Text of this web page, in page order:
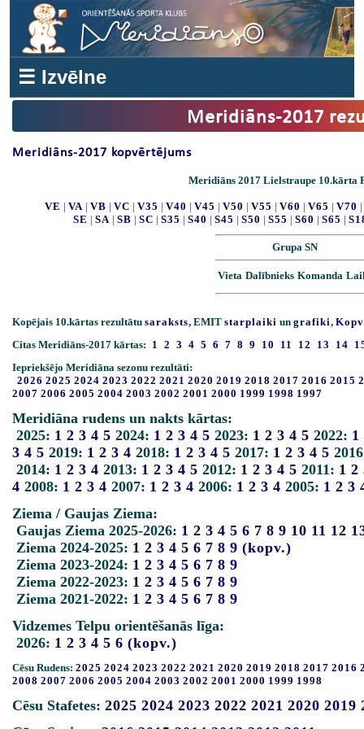
☰ Izvēlne
Meridiāns-2017
Meridiāns-2017 kopvērtējums
Meridiāns 2017 Lielstraupe 10.kārta
VE | VA | VB | VC | V35 | V40 | V45 | V50 | V55 | V60 | V65 | V70 |
SE | SA| SB | SC | S35 | S40 | S45 | S50 | S55 | S60 | S65 |
Grupa SN
Vieta Dalībnieks Komanda
Kopējais 10.kārtas rezultātu saraksts, EMIT starplaiki un grafiki,
Citas Meridiāns-2017 kārtas: 1 2 3 4 5 6 7 8 9 10 11 12 13 14
Iepriekšējo Meridiāna sezonu rezultāti:
2026 2025 2024 2023 2022 2021 2020 2019 2018 2017 2016 2015
2007 2006 2005 2004 2003 2002 2001 2000 1999 1998 1997
Meridiāna rudens un nakts kārtas:
2025: 1 2 3 4 5 2024: 1 2 3 4 5 2023: 1 2 3 4 5 2022: 1
3 4 5 2019: 1 2 3 4 2018: 1 2 3 4 5 2017: 1 2 3 4 5
2014: 1 2 3 4 2013: 1 2 3 4 5 2012: 1 2 3 4 5 2011: 1 2
4 2008: 1 2 3 4 2007: 1 2 3 4 2006: 1 2 3 4 2005: 1 2 3
Ziema / Gaujas Ziema:
Gaujas Ziema 2025-2026: 1 2 3 4 5 6 7 8 9 10 11 12
Ziema 2024-2025: 1 2 3 4 5 6 7 8 9 (kopv.)
Ziema 2023-2024: 1 2 3 4 5 6 7 8 9
Ziema 2022-2023: 1 2 3 4 5 6 7 8 9
Ziema 2021-2022: 1 2 3 4 5 6 7 8 9
Vidzemes Telpu orientēšanās līga:
2026: 1 2 3 4 5 6 (kopv.)
Cēsu Rudens: 2025 2024 2023 2022 2021 2020 2019 2018 2017 2016
2008 2007 2006 2005 2004 2003 2002 2001 2000 1999 1998
Cēsu Stafetes: 2025 2024 2023 2022 2021 2020 2019